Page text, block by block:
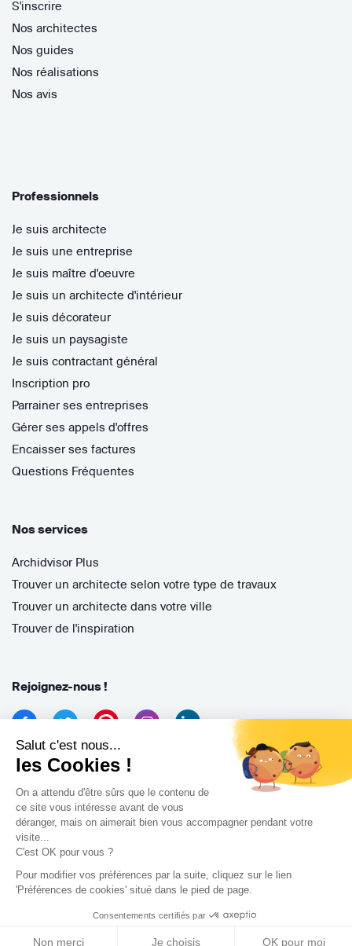
Salut c'est nous...
les Cookies !
On a attendu d'être sûrs que le contenu de
ce site vous intéresse avant de vous
déranger, mais on aimerait bien vous accompagner pendant votre
visite...
C'est OK pour vous ?
Pour modifier vos préférences par la suite, cliquez sur le lien
'Préférences de cookies' situé dans le pied de page.
Consentements certifiés par
Non merci Je choisis OK pour moi
S'inscrire
Nos architectes
Nos guides
Nos réalisations
Nos avis
Professionnels
Je suis architecte
Je suis une entreprise
Je suis maître d'oeuvre
Je suis un architecte d'intérieur
Je suis décorateur
Je suis un paysagiste
Je suis contractant général
Inscription pro
Parrainer ses entreprises
Gérer ses appels d'offres
Encaisser ses factures
Questions Fréquentes
Nos services
Archidvisor Plus
Trouver un architecte selon votre type de travaux
Trouver un architecte dans votre ville
Trouver de l'inspiration
Rejoignez-nous !
Archidvisor
13 Rue des Cordeliers, 33000 Bordeaux, France
Copyright 2021